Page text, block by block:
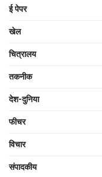
ई पेपर
खेल
चित्रालय
तकनीक
देश-दुनिया
फीचर
विचार
संपादकीय